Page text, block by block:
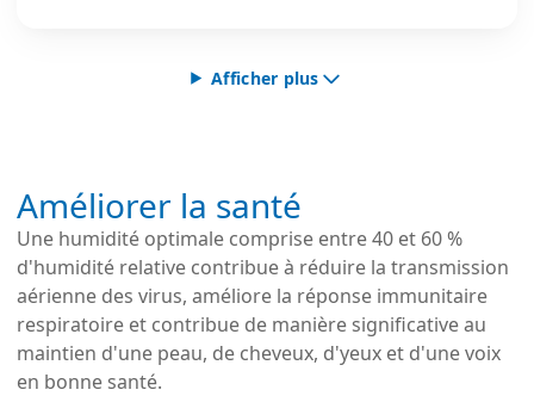
Afficher plus
Améliorer la santé
Une humidité optimale comprise entre 40 et 60 %
d'humidité relative contribue à réduire la transmission
aérienne des virus, améliore la réponse immunitaire
respiratoire et contribue de manière significative au
maintien d'une peau, de cheveux, d'yeux et d'une voix
en bonne santé.